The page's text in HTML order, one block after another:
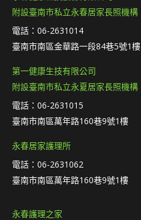
附設臺南市私立永春居家長照機構
電話：06-2631014
臺南市南區金華路一段84巷5號1樓
第一健康生技有限公司
附設臺南市私立永夏居家長照機構
電話：06-2631015
臺南市南區萬年路160巷9號1樓
永春居家護理所
電話：06-2631062
臺南市南區萬年路160巷9號1樓
永春護理之家